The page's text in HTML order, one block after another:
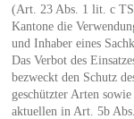
(Art. 23 Abs. 1 lit. c
Kantone die
und Inhaber eines
Das Verbot des
bezweckt den Schutz
geschützter Arten
aktuellen in Art. 5b